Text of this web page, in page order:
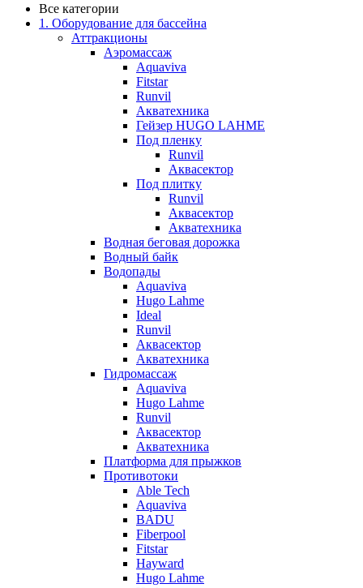
Все категории
1. Оборудование для бассейна
Аттракционы
Аэромассаж
Aquaviva
Fitstar
Runvil
Акватехника
Гейзер HUGO LAHME
Под пленку
Runvil
Аквасектор
Под плитку
Runvil
Аквасектор
Акватехника
Водная беговая дорожка
Водный байк
Водопады
Aquaviva
Hugo Lahme
Ideal
Runvil
Аквасектор
Акватехника
Гидромассаж
Aquaviva
Hugo Lahme
Runvil
Аквасектор
Акватехника
Платформа для прыжков
Противотоки
Able Tech
Aquaviva
BADU
Fiberpool
Fitstar
Hayward
Hugo Lahme